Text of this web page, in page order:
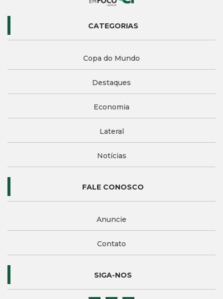
CATEGORIAS
Copa do Mundo
Destaques
Economia
Lateral
Notícias
FALE CONOSCO
Anuncie
Contato
SIGA-NOS